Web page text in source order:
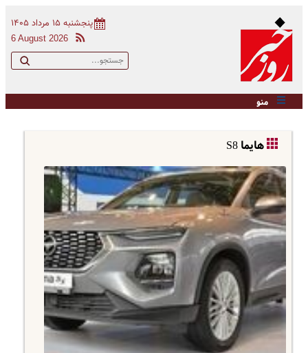
پنجشنبه ۱۵ مرداد ۱۴۰۵
6 August 2026
منو
هایما S8